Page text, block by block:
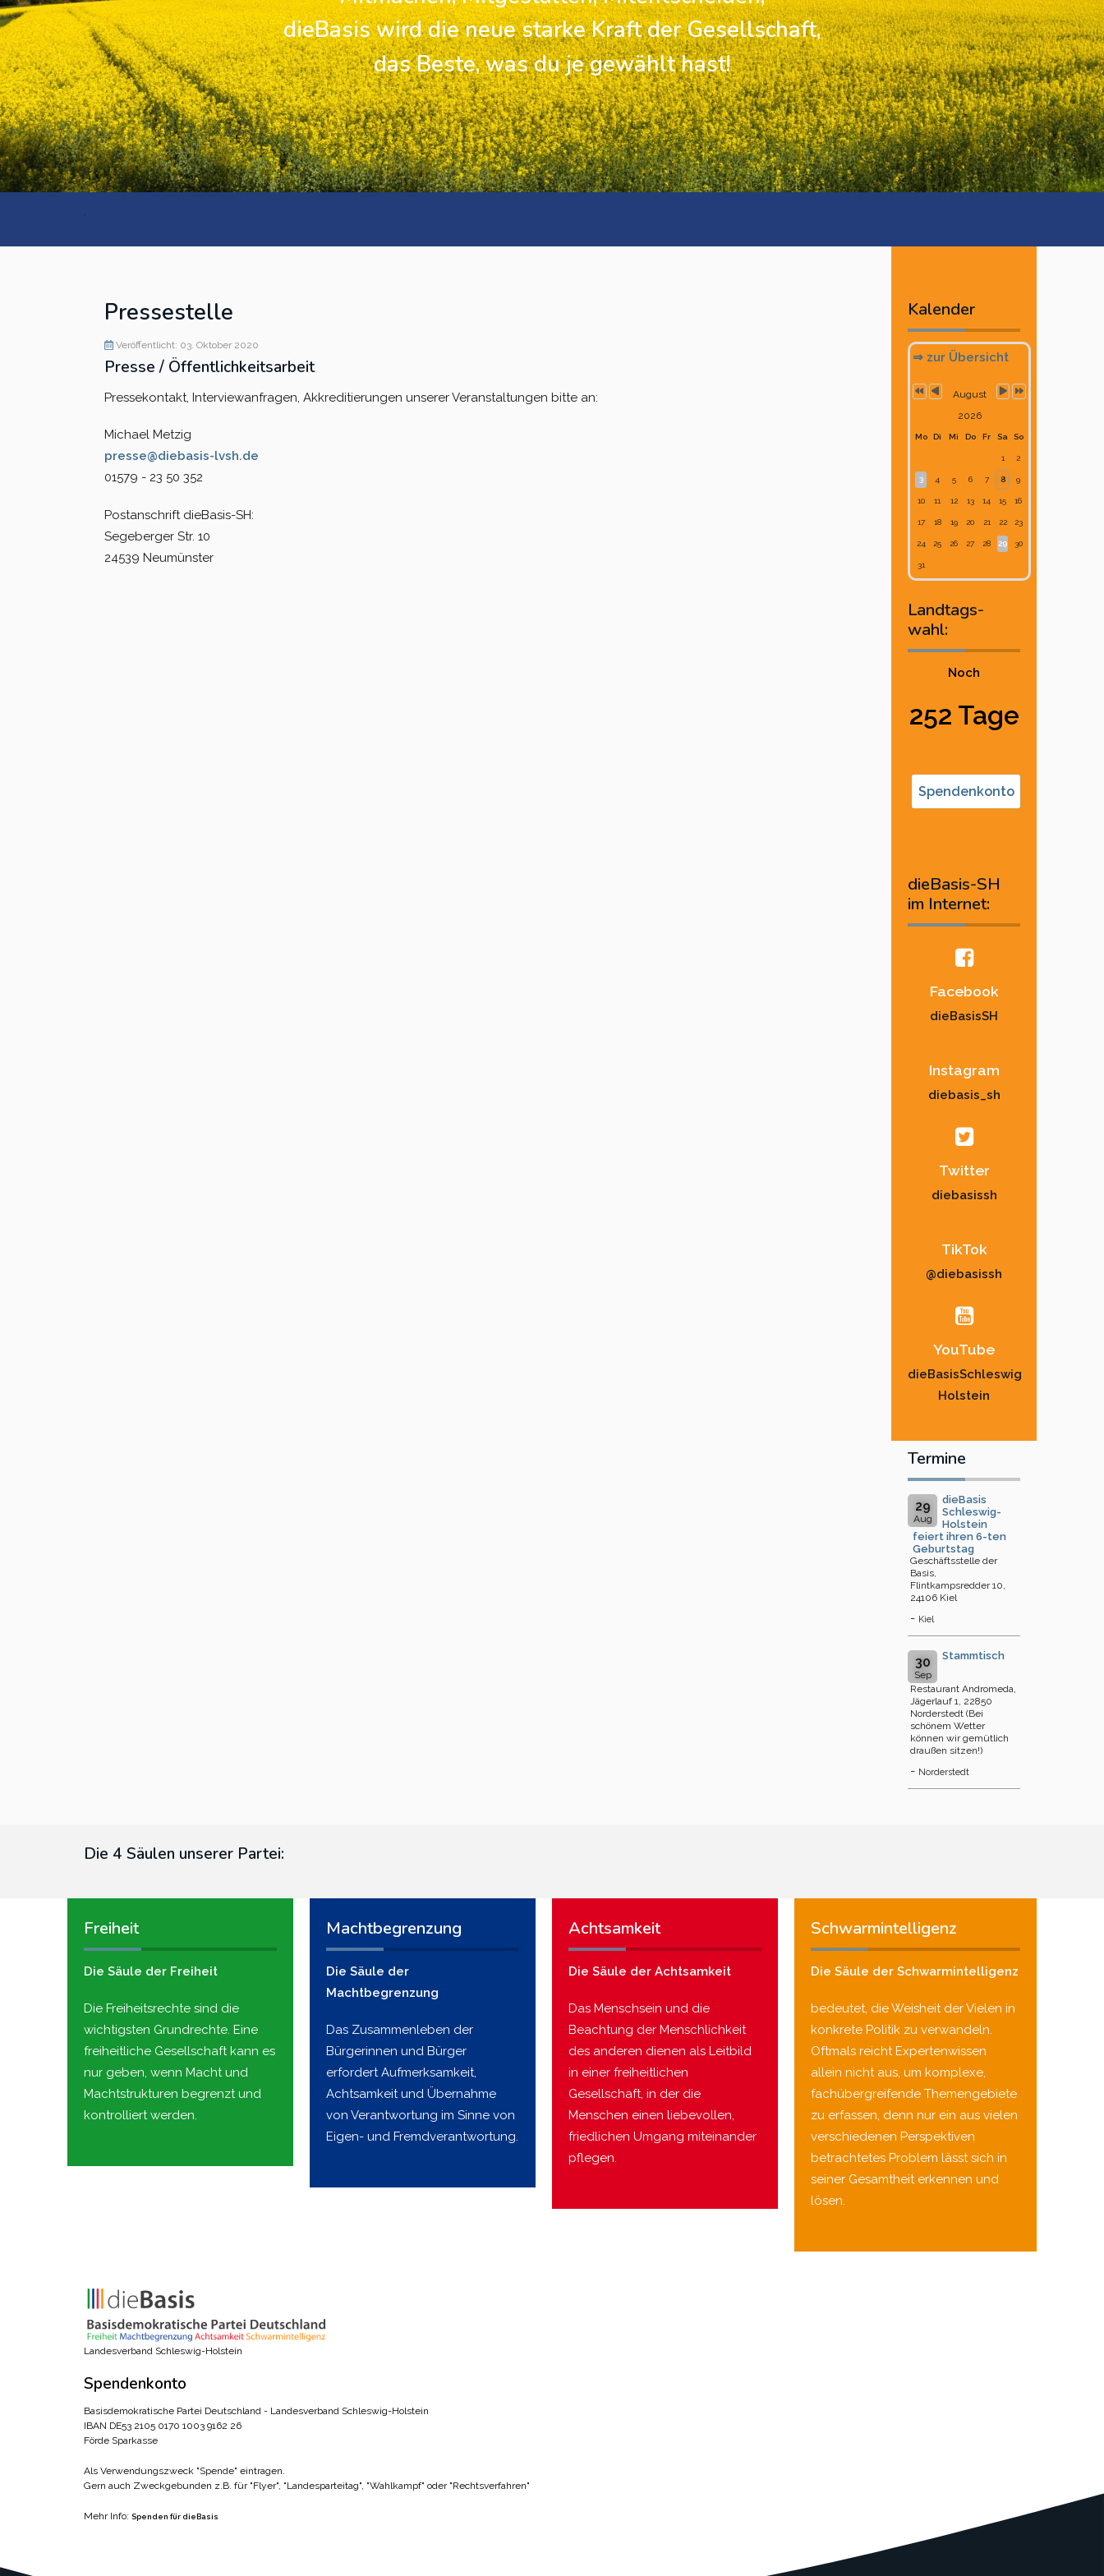
dieBasis wird die neue starke Kraft der Gesellschaft,
das Beste, was du je gewählt hast!
.
Kalender
⇒ zur Übersicht
August
2026
Mo Di Mi Do Fr Sa So
1 2
3 4 5 6 7 8 9
10 11 12 13 14 15 16
17 18 19 20 21 22 23
24 25 26 27 28 29 30
31
Landtags-
wahl:
Noch
252 Tage
Spendenkonto
dieBasis-SH
im Internet:
Facebook
dieBasisSH
Instagram
diebasis_sh
Twitter
diebasissh
TikTok
@diebasissh
YouTube
dieBasisSchleswig
Holstein
Termine
29
Aug
dieBasis
Schleswig-
Holstein
feiert ihren 6-ten
Geburtstag
Geschäftsstelle der
Basis,
Flintkampsredder 10,
24106 Kiel
- Kiel
30
Sep
Stammtisch
Restaurant Andromeda,
Jägerlauf 1, 22850
Norderstedt (Bei
schönem Wetter
können wir gemütlich
draußen sitzen!)
- Norderstedt
Pressestelle
Veröffentlicht: 03. Oktober 2020
Presse / Öffentlichkeitsarbeit
Pressekontakt, Interviewanfragen, Akkreditierungen unserer Veranstaltungen bitte an:
Michael Metzig
presse@diebasis-lvsh.de
01579 - 23 50 352
Postanschrift dieBasis-SH:
Segeberger Str. 10
24539 Neumünster
Die 4 Säulen unserer Partei:
Freiheit
Die Säule der Freiheit
Die Freiheitsrechte sind die
wichtigsten Grundrechte. Eine
freiheitliche Gesellschaft kann es
nur geben, wenn Macht und
Machtstrukturen begrenzt und
kontrolliert werden.
Machtbegrenzung
Die Säule der
Machtbegrenzung
Das Zusammenleben der
Bürgerinnen und Bürger
erfordert Aufmerksamkeit,
Achtsamkeit und Übernahme
von Verantwortung im Sinne von
Eigen- und Fremdverantwortung.
Achtsamkeit
Die Säule der Achtsamkeit
Das Menschsein und die
Beachtung der Menschlichkeit
des anderen dienen als Leitbild
in einer freiheitlichen
Gesellschaft, in der die
Menschen einen liebevollen,
friedlichen Umgang miteinander
pflegen.
Schwarmintelligenz
Die Säule der Schwarmintelligenz
bedeutet, die Weisheit der Vielen in
konkrete Politik zu verwandeln.
Oftmals reicht Expertenwissen
allein nicht aus, um komplexe,
fachübergreifende Themengebiete
zu erfassen, denn nur ein aus vielen
verschiedenen Perspektiven
betrachtetes Problem lässt sich in
seiner Gesamtheit erkennen und
lösen.
Landesverband Schleswig-Holstein
Spendenkonto
Basisdemokratische Partei Deutschland - Landesverband Schleswig-Holstein
IBAN DE53 2105 0170 1003 9162 26
Förde Sparkasse
Als Verwendungszweck "Spende" eintragen.
Gern auch Zweckgebunden z.B. für "Flyer", "Landesparteitag", "Wahlkampf" oder "Rechtsverfahren"
Mehr Info: Spenden für dieBasis
Kreisverband Ostholstein
Kreisverband Pinneberg
Kreisverband Plön
Kreisverband Schleswig-
Flensburg
Kreisverband Segeberg